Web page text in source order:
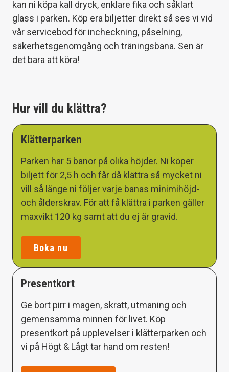
kan ni köpa kall dryck, enklare fika och såklart
glass i parken. Köp era biljetter direkt så ses vi vid
vår servicebod för incheckning, påselning,
säkerhetsgenomgång och träningsbana. Sen är
det bara att köra!
Hur vill du klättra?
Klätterparken
Parken har 5 banor på olika höjder. Ni köper
biljett för 2,5 h och får då klättra så mycket ni
vill så länge ni följer varje banas minimihöjd-
och ålderskrav. För att få klättra i parken gäller
maxvikt 120 kg samt att du ej är gravid.
Boka nu
Presentkort
Ge bort pirr i magen, skratt, utmaning och
gemensamma minnen för livet. Köp
presentkort på upplevelser i klätterparken och
vi på Högt & Lågt tar hand om resten!